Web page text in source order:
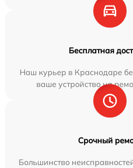
Бесплатная
Наш курьер в Краснодаре
ваше устройство на
Срочный
Большинство